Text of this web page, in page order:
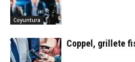
Coyuntura
Coppel, grillete